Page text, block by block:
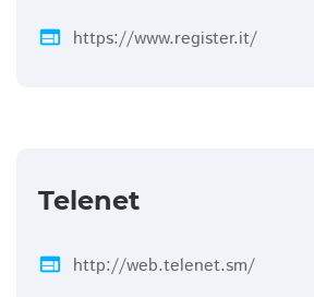
web https://www.register.it/
Telenet
web http://web.telenet.sm/